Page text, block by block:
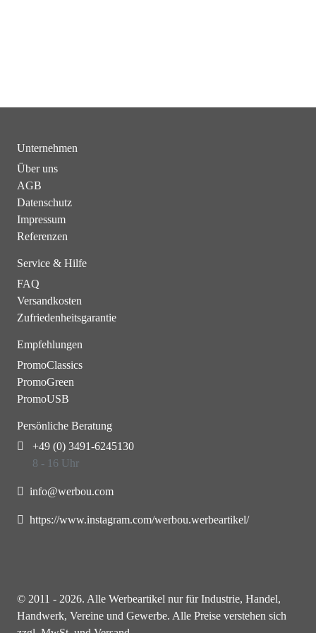
Unternehmen
Über uns
AGB
Datenschutz
Impressum
Referenzen
Service & Hilfe
FAQ
Versandkosten
Zufriedenheitsgarantie
Empfehlungen
PromoClassics
PromoGreen
PromoUSB
Persönliche Beratung
+49 (0) 3491-6245130
8 - 16 Uhr
info@werbou.com
https://www.instagram.com/werbou.werbeartikel/
© 2011 - 2026. Alle Werbeartikel nur für Industrie, Handel,
Handwerk, Vereine und Gewerbe. Alle Preise verstehen sich